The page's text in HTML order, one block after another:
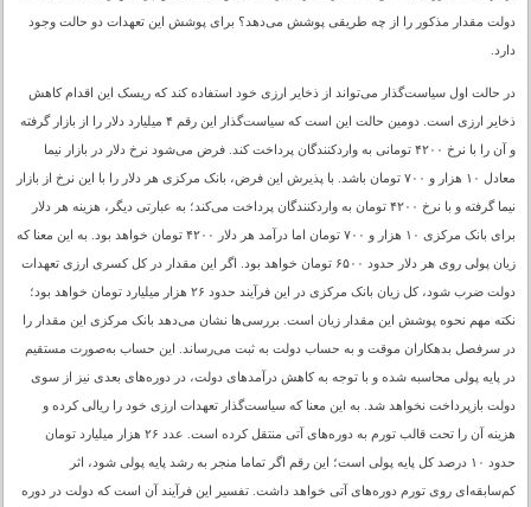
دولت مقدار مذکور را از چه طریقی پوشش می‌دهد؟ برای پوشش این تعهدات دو حالت وجود
دارد.
در حالت اول سیاست‌گذار می‌تواند از ذخایر ارزی خود استفاده کند که ریسک این اقدام کاهش
ذخایر ارزی است. دومین حالت این است که سیاست‌گذار این رقم ۴ میلیارد دلار را از بازار گرفته
و آن را با نرخ ۴۲۰۰ تومانی به واردکنندگان پرداخت کند. فرض می‌شود نرخ دلار در بازار نیما
معادل ۱۰ هزار و ۷۰۰ تومان باشد. با پذیرش این فرض، بانک مرکزی هر دلار را با این نرخ از بازار
نیما گرفته و با نرخ ۴۲۰۰ تومان به واردکنندگان پرداخت می‌کند؛ به عبارتی دیگر، هزینه هر دلار
برای بانک مرکزی ۱۰ هزار و ۷۰۰ تومان اما درآمد هر دلار ۴۲۰۰ تومان خواهد بود. به این معنا که
زیان پولی روی هر دلار حدود ۶۵۰۰ تومان خواهد بود. اگر این مقدار در کل کسری ارزی تعهدات
دولت ضرب شود، کل زیان بانک مرکزی در این فرآیند حدود ۲۶ هزار میلیارد تومان خواهد بود؛
نکته مهم نحوه پوشش این مقدار زیان است. بررسی‌ها نشان می‌دهد بانک مرکزی این مقدار را
در سرفصل بدهکاران موقت و به حساب دولت به ثبت می‌رساند. این حساب به‌صورت مستقیم
در پایه پولی محاسبه شده و با توجه به کاهش درآمدهای دولت، در دوره‌های بعدی نیز از سوی
دولت بازپرداخت نخواهد شد. به این معنا که سیاست‌گذار تعهدات ارزی خود را ریالی کرده و
هزینه آن را تحت قالب تورم به دوره‌های آتی منتقل کرده است. عدد ۲۶ هزار میلیارد تومان
حدود ۱۰ درصد کل پایه پولی است؛ این رقم اگر تماما منجر به رشد پایه پولی شود، اثر
کم‌سابقه‌ای روی تورم دوره‌های آتی خواهد داشت. تفسیر این فرآیند آن است که دولت در دوره